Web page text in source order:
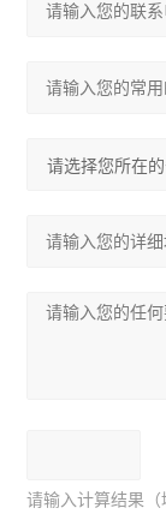
请输入计算结果